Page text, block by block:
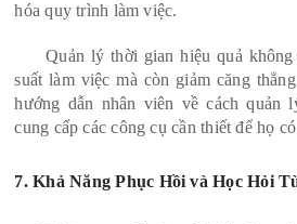
hóa quy trình làm việc.
Quản lý thời gian hiệu quả không
suất làm việc mà còn giảm căng
hướng dẫn nhân viên về cách quản
cung cấp các công cụ cần thiết để họ
7. Khả Năng Phục Hồi và Học Hỏi